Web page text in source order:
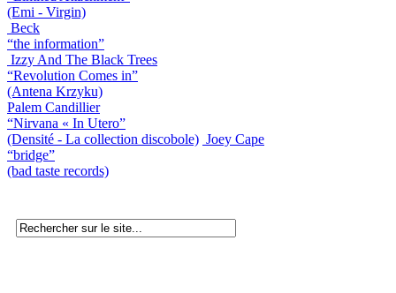
(Emi - Virgin)
Beck
“the information”
Izzy And The Black Trees
“Revolution Comes in”
(Antena Krzyku)
Palem Candillier
“Nirvana « In Utero”
(Densité - La collection discobole) Joey Cape
“bridge”
(bad taste records)